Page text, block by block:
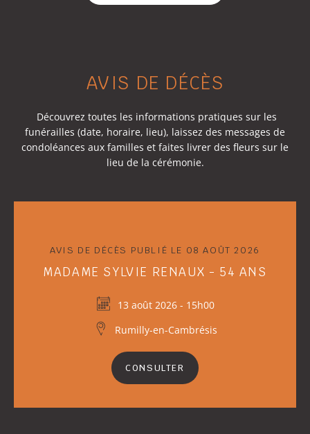
AVIS DE DÉCÈS
Découvrez toutes les informations pratiques sur les
funérailles (date, horaire, lieu), laissez des messages de
condoléances aux familles et faites livrer des fleurs sur le
lieu de la cérémonie.
AVIS DE DÉCÈS PUBLIÉ LE 08 AOÛT 2026
MADAME SYLVIE RENAUX - 54 ANS
13 août 2026 - 15h00
Rumilly-en-Cambrésis
CONSULTER